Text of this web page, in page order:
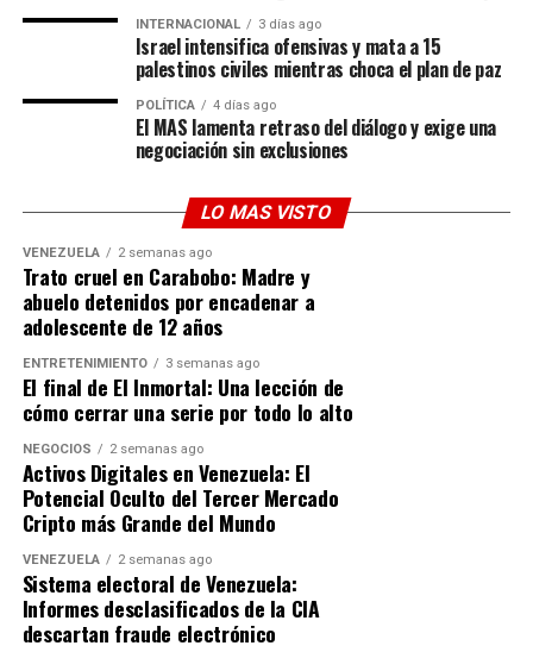
táctica y diplomática ante esta incursión armada.
estrecho de Ormuz es considerado el cuello de
botella energético más crítico del mundo, por donde
transita una porción masiva del petróleo y gas global.
Garantizar un tránsito privilegiado a la flota rusa no
que reafirma el control geostratégico de Irán sobre esta
arteria marítima clave.
Con esta decisión, Teherán consolida su bloque
defensivo y demuestra que las represalias e incidentes
con el Kremlin. La atención internacional se centra
ahora en las acciones conjuntas que ambos países
desplegarán tras las conversaciones diplomáticas y
militares en curso.
INTERNACIONAL 3 días ago
Israel intensifica ofensivas y mata a 15
palestinos civiles mientras choca el plan de paz
POLÍTICA 4 días ago
El MAS lamenta retraso del diálogo y exige una
negociación sin exclusiones
LO MAS VISTO
VENEZUELA 2 semanas ago
Trato cruel en Carabobo: Madre y
abuelo detenidos por encadenar a
adolescente de 12 años
ENTRETENIMIENTO 3 semanas ago
El final de El Inmortal: Una lección de
cómo cerrar una serie por todo lo alto
NEGOCIOS 2 semanas ago
Activos Digitales en Venezuela: El
Potencial Oculto del Tercer Mercado
Cripto más Grande del Mundo
VENEZUELA 2 semanas ago
Sistema electoral de Venezuela:
Informes desclasificados de la CIA
descartan fraude electrónico